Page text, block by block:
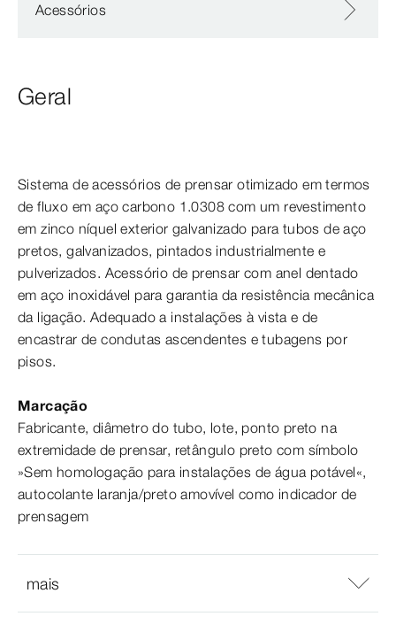
Acessórios
Geral
Sistema de acessórios de prensar otimizado em termos
de fluxo em aço carbono 1.0308 com um revestimento
em zinco níquel exterior galvanizado para tubos de aço
pretos, galvanizados, pintados industrialmente e
pulverizados. Acessório de prensar com anel dentado
em aço inoxidável para garantia da resistência mecânica
da ligação. Adequado a instalações à vista e de
encastrar de condutas ascendentes e tubagens por
pisos.
Marcação
Fabricante, diâmetro do tubo, lote, ponto preto na
extremidade de prensar, retângulo preto com símbolo
»Sem homologação para instalações de água potável«,
autocolante laranja/preto amovível como indicador de
prensagem
mais